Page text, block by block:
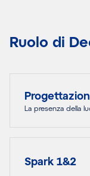
Ruolo di
La presenza della
Spark 1&2